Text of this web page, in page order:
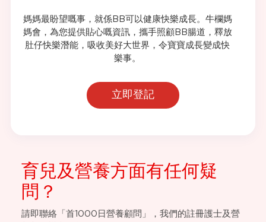
媽媽最盼望嘅事，就係BB可以健康快樂成長。牛欄媽
媽會，為您提供貼心嘅資訊，攜手照顧BB腸道，釋放
肚仔快樂潛能，吸收美好大世界，令寶寶成長變成快
樂事。
立即登記
育兒及營養方面有任何疑
問？
請即聯絡「首1000日營養顧問」，我們的註冊護士及營